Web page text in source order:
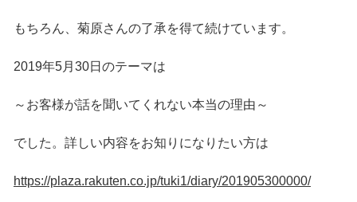
もちろん、菊原さんの了承を得て続けています。
2019年5月30日のテーマは
～お客様が話を聞いてくれない本当の理由～
でした。詳しい内容をお知りになりたい方は
https://plaza.rakuten.co.jp/tuki1/diary/201905300000/